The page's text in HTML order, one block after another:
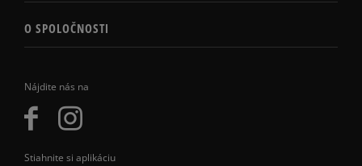
Nájdite nás na
Stiahnite si aplikáciu
O SPOLOČNOSTI